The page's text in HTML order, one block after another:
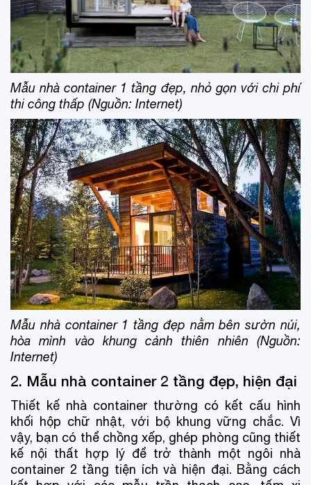
Mẫu nhà container 1 tầng đẹp, nhỏ gọn với chi phí
thi công thấp (Nguồn: Internet)
Mẫu nhà container 1 tầng đẹp nằm bên sườn núi,
hòa mình vào khung cảnh thiên nhiên (Nguồn:
Internet)
2. Mẫu nhà container 2 tầng đẹp, hiện đại
Thiết kế nhà container thường có kết cấu hình
khối hộp chữ nhật, với bộ khung vững chắc. Vì
vậy, bạn có thể chồng xếp, ghép phòng cũng thiết
kế nội thất hợp lý để trở thành một ngôi nhà
container 2 tầng tiện ích và hiện đại. Bằng cách